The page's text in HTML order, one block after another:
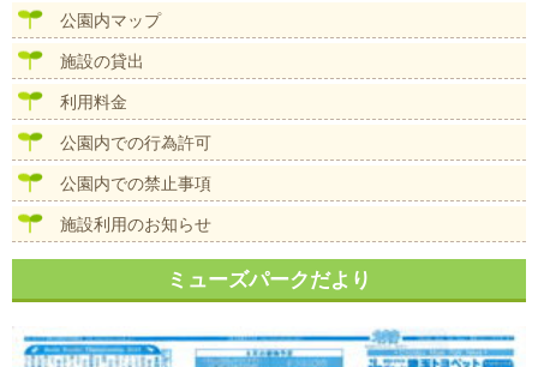
公園内マップ
施設の貸出
利用料金
公園内での行為許可
公園内での禁止事項
施設利用のお知らせ
ミューズパークだより